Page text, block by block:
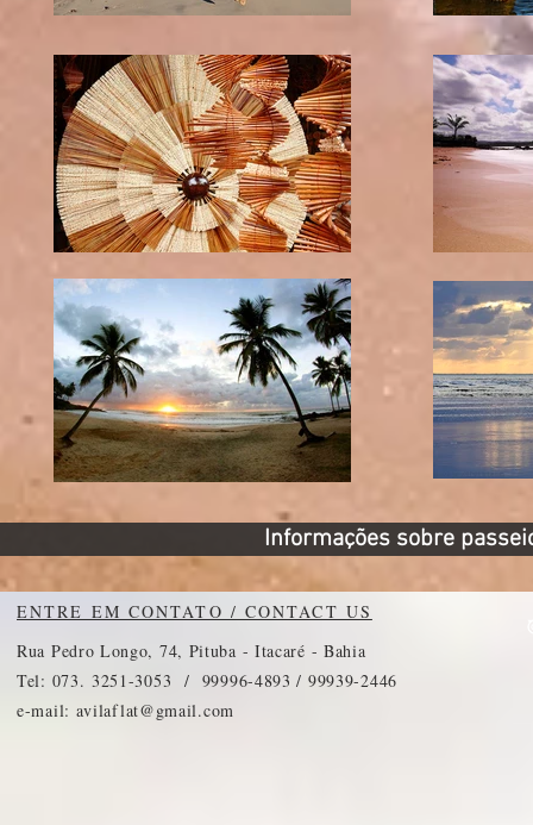
Informações sobre
ENTRE EM CONTATO / CONTACT US
Rua Pedro Longo, 74, Pituba - Itacaré - Bahia
Tel: 073. 3251-3053 / 99996-4893 / 99939-2446
e-mail: avilaflat@gmail.com